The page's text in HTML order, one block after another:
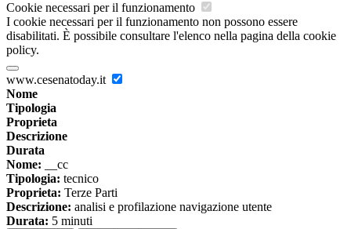
Cookie necessari per il funzionamento
I cookie necessari per il funzionamento non possono essere
disabilitati. È possibile consultare l'elenco nella pagina della cookie
policy.
www.cesenatoday.it
Nome
Tipologia
Proprieta
Descrizione
Durata
Nome: __cc
Tipologia: tecnico
Proprieta: Terze Parti
Descrizione: analisi e profilazione navigazione utente
Durata: 5 minuti